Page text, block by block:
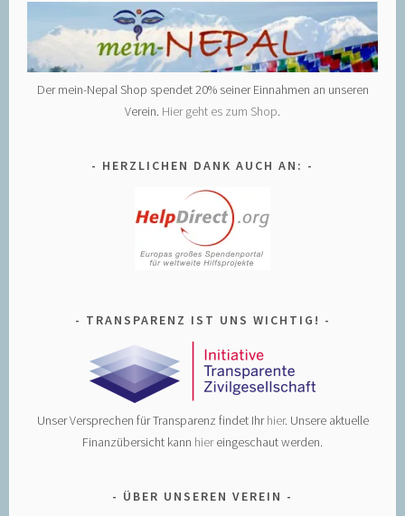
Der mein-Nepal Shop spendet 20% seiner Einnahmen an unseren
Verein. Hier geht es zum Shop.
HERZLICHEN DANK AUCH AN:
TRANSPARENZ IST UNS WICHTIG!
Unser Versprechen für Transparenz findet Ihrhier. Unsere aktuelle
Finanzübersicht kann hiereingeschaut werden.
ÜBER UNSEREN VEREIN